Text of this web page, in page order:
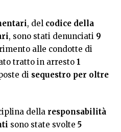
, del codice della
, sono stati denunciati 9
alle condotte di
tratto in arresto 1
di sequestro per oltre
della responsabilità
sono state svolte 5